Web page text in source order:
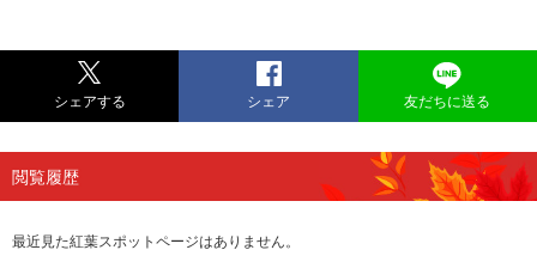
シェアする シェア 友だちに送る
閲覧履歴
最近見た紅葉スポットページはありません。